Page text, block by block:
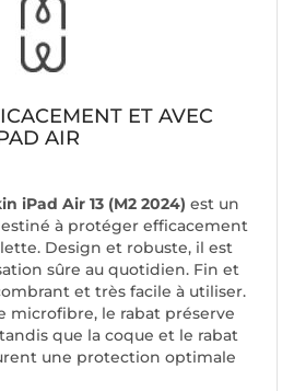
ET AVEC
AIR
iPad Air 13 (M2 2024) est un
à protéger efficacement
Design et robuste, il est
sûre au quotidien. Fin et
et très facile à utiliser.
microfibre, le rabat préserve
que la coque et le rabat
une protection optimale